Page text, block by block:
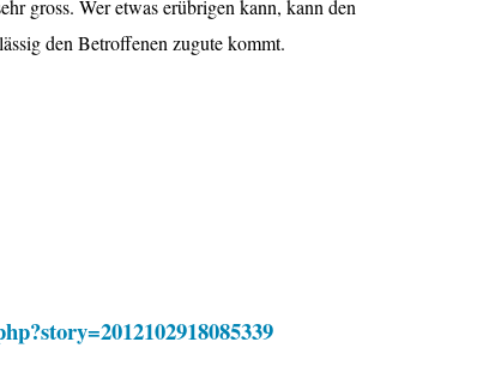
gross. Wer etwas erübrigen kann, kann den
den Betroffenen zugute kommt.